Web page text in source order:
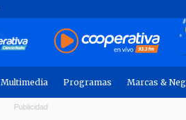
Multimedia Programas Marcas &